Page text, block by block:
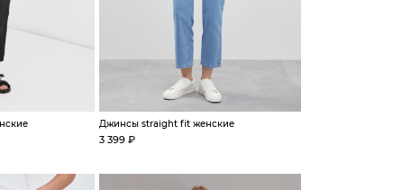
Джинсы straight fit женские
3 399 ₽